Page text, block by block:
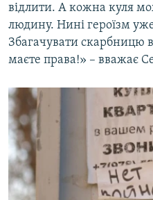
відлити. А кожна куля
людину. Нині героїзм
Збагачувати скарбницю
маєте права!» – вважає